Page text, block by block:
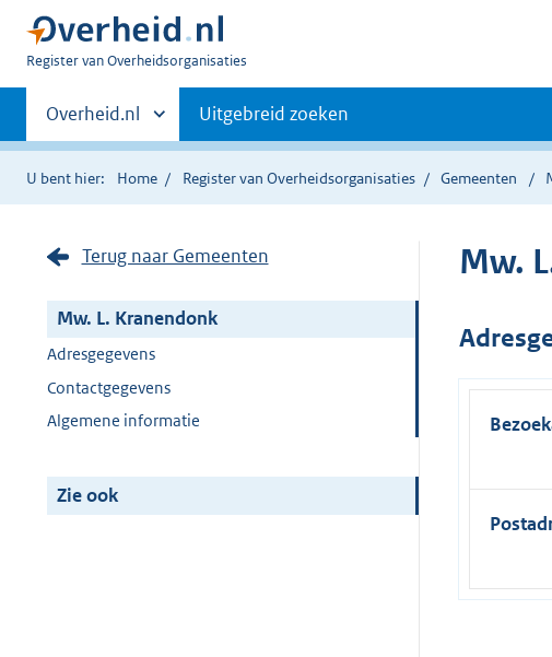
U
Register van Overheidsorganisaties
Primaire
navigatie
Andere
sites
binnen
Overheid.nl Uitgebreid zoeken
U bent hier: Home Register van Overheidsorganisaties Gemeenten
Terug naar Gemeenten
Mw. L. Kranendonk
Adresgegevens
Contactgegevens
Algemene informatie
Zie ook
Mw.